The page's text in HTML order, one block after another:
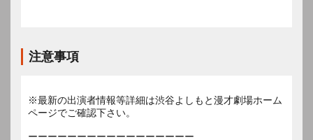
注意事項
※最新の出演者情報等詳細は渋谷よしもと漫才劇場ホーム
ページでご確認下さい。
ーーーーーーーーーーーーーーーーー